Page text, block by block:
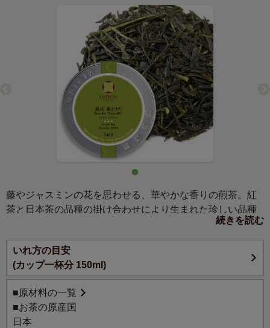
藤やジャスミンの花を思わせる、華やかな香りの煎茶。紅
茶と日本茶の品種の掛け合わせにより生まれた珍しい品種
続きを読む
いれ方の目安
(カップ一杯分 150ml)
■原材料の一覧
■お茶の原産国
日本